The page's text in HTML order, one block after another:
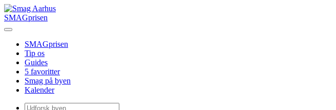
SMAGprisen
SMAGprisen
Tip os
Guides
5 favoritter
Smag på byen
Kalender